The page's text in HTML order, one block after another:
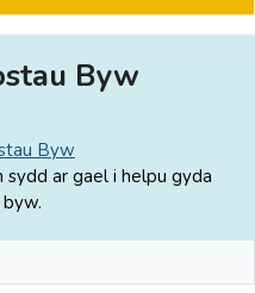
Byw
Byw
ar gael i helpu gyda